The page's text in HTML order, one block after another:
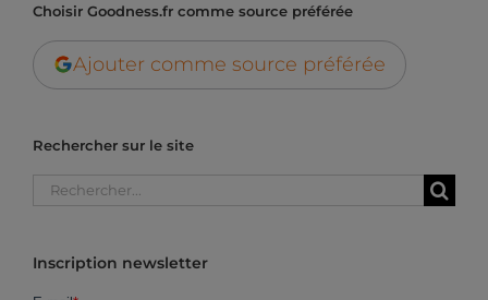
Choisir Goodness.fr comme source préférée
Ajouter comme source préférée
Rechercher sur le site
Rechercher:
Inscription newsletter